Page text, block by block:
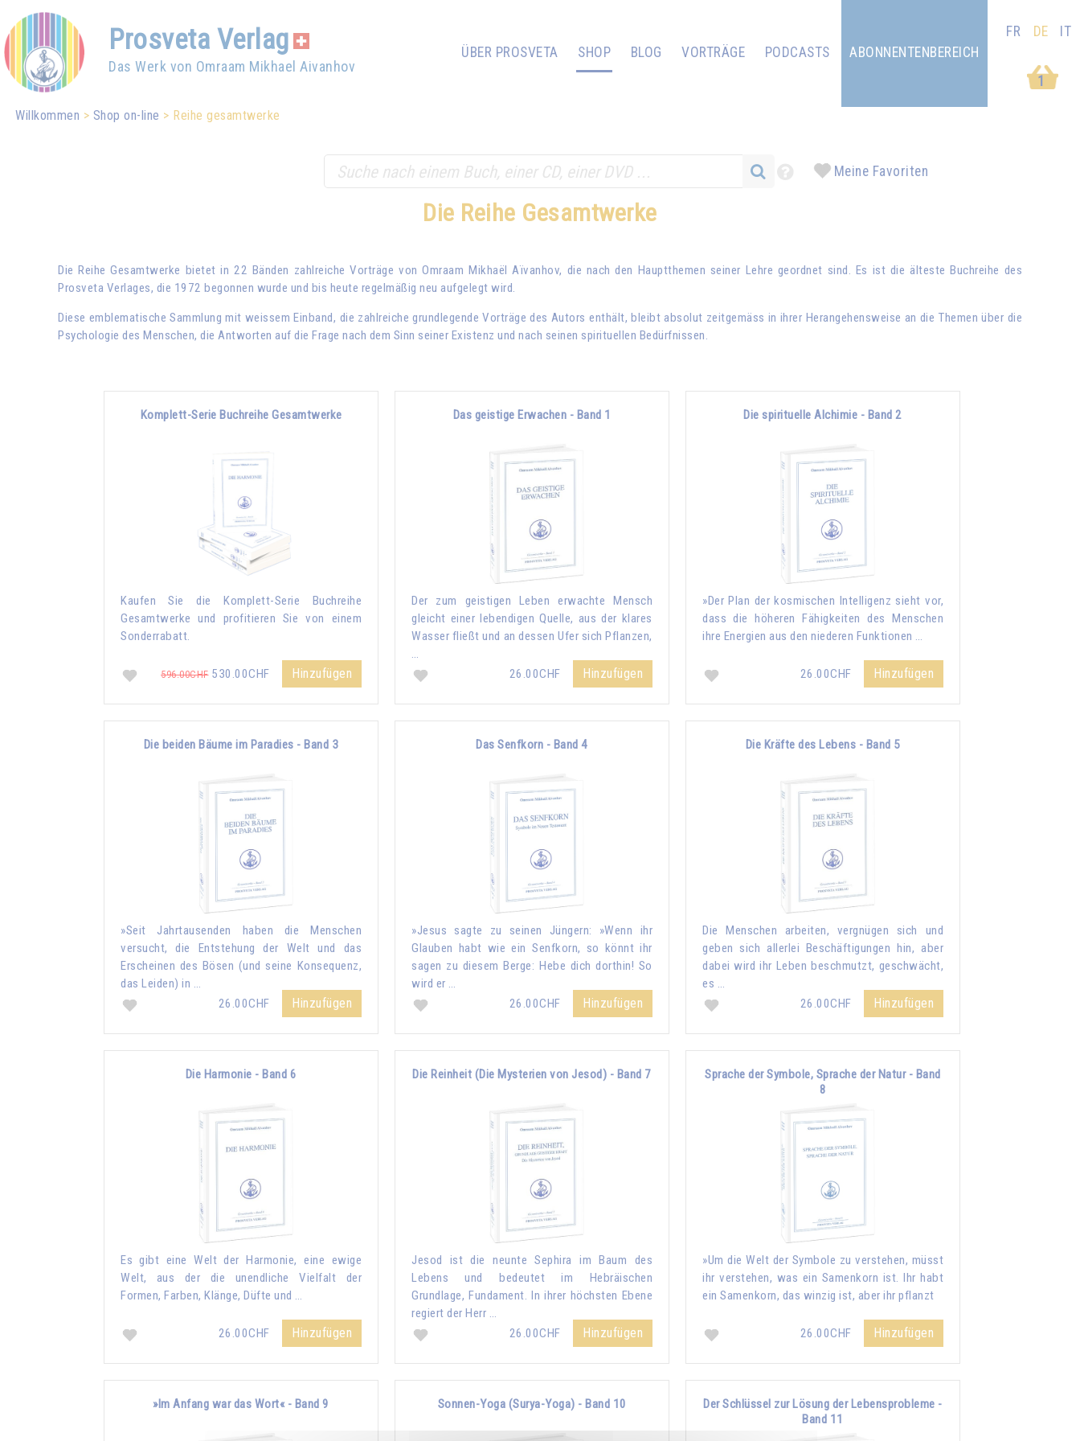
Prosveta Verlag
Das Werk von Omraam Mikhael Aivanhov
ÜBER PROSVETA SHOP BLOG VORTRÄGE
PODCASTS
1
ABONNENTENBEREICH
FR DE IT
Willkommen Shop on-line Reihe gesamtwerke
Meine Favoriten
Die Reihe Gesamtwerke
Die Reihe Gesamtwerke bietet in 22 Bänden zahlreiche Vorträge vonOmraam Mikhaël Aïvanhov, die nach den Hauptthemen seiner Lehre geordnet sind. Es ist die älteste Buchreihe des
Prosveta Verlages, die 1972 begonnen wurde und bis heute regelmäßig neu aufgelegt wird.
Diese emblematische Sammlung mit weissem Einband, die zahlreiche grundlegende Vorträge des Autors enthält, bleibt absolut zeitgemäss in ihrer Herangehensweise an die Themen über die
Psychologie des Menschen, die Antworten auf die Frage nach dem Sinn seiner Existenz und nach seinen spirituellen Bedürfnissen.
Komplett-Serie Buchreihe Gesamtwerke
Kaufen Sie die Komplett-Serie Buchreihe
Gesamtwerke und profitieren Sie von einem
Sonderrabatt.
596.00CHF530.00CHF Hinzufügen
Das geistige Erwachen - Band 1
Der zum geistigen Leben erwachte Mensch
gleicht einer lebendigen Quelle, aus der klares
Wasser fließt und an dessen Ufer sich Pflanzen,
26.00CHF
Hinzufügen
Die spirituelle Alchimie - Band 2
»Der Plan der kosmischen Intelligenz sieht vor,
dass die höheren Fähigkeiten des Menschen
ihre Energien aus den niederen Funktionen …
26.00CHF Hinzufügen
Die beiden Bäume im Paradies - Band 3
»Seit Jahrtausenden haben die Menschen
versucht, die Entstehung der Welt und das
Erscheinen des Bösen (und seine Konsequenz,
das Leiden) in …
26.00CHF
Hinzufügen
Das Senfkorn - Band 4
»Jesus sagte zu seinen Jüngern: »Wenn ihr
Glauben habt wie ein Senfkorn, so könnt ihr
sagen zu diesem Berge: Hebe dich dorthin! So
wird er …
26.00CHF
Hinzufügen
Die Kräfte des Lebens - Band 5
Die Menschen arbeiten, vergnügen sich und
geben sich allerlei Beschäftigungen hin, aber
dabei wird ihr Leben beschmutzt, geschwächt,
es …
26.00CHF
Hinzufügen
Die Harmonie - Band 6
Es gibt eine Welt der Harmonie, eine ewige
Welt, aus der die unendliche Vielfalt der
Formen, Farben, Klänge, Düfte und …
26.00CHF Hinzufügen
Die Reinheit (Die Mysterien von Jesod) - Band 7
Jesod ist die neunte Sephira im Baum des
Lebens und bedeutet im Hebräischen
Grundlage, Fundament. In ihrer höchsten Ebene
regiert der Herr …
26.00CHF
Hinzufügen
Sprache der Symbole, Sprache der Natur - Band
8
»Um die Welt der Symbole zu verstehen, müsst
ihr verstehen, was ein Samenkorn ist. Ihr habt
ein Samenkorn, das winzig ist, aber ihr pflanzt
26.00CHF Hinzufügen
»Im Anfang war das Wort« - Band 9 Sonnen-Yoga (Surya-Yoga) - Band 10
Der Schlüssel zur Lösung der Lebensprobleme -
Band 11